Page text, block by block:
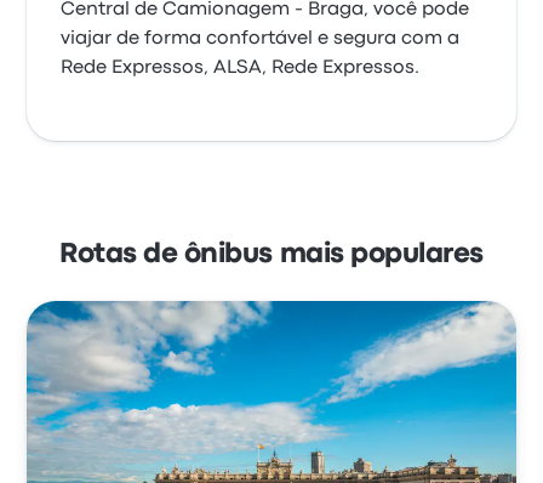
Central de Camionagem - Braga, você pode
viajar de forma confortável e segura com a
Rede Expressos, ALSA, Rede Expressos.
Rotas de ônibus mais populares